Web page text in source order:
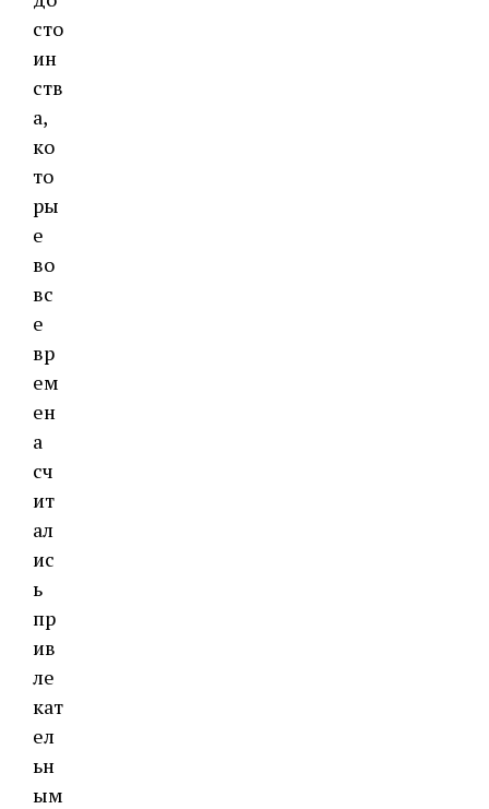
сто
ин
ств
а,
ко
то
ры
е
во
вс
е
вр
ем
ен
а
сч
ит
ал
ис
ь
пр
ив
ле
кат
ел
ьн
ым